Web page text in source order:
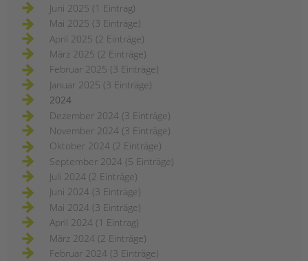
Juni 2025 (1 Eintrag)
Mai 2025 (3 Einträge)
April 2025 (2 Einträge)
März 2025 (2 Einträge)
Februar 2025 (3 Einträge)
Januar 2025 (3 Einträge)
2024
Dezember 2024 (3 Einträge)
November 2024 (3 Einträge)
Oktober 2024 (2 Einträge)
September 2024 (5 Einträge)
Juli 2024 (2 Einträge)
Juni 2024 (3 Einträge)
Mai 2024 (3 Einträge)
April 2024 (1 Eintrag)
März 2024 (2 Einträge)
Februar 2024 (3 Einträge)